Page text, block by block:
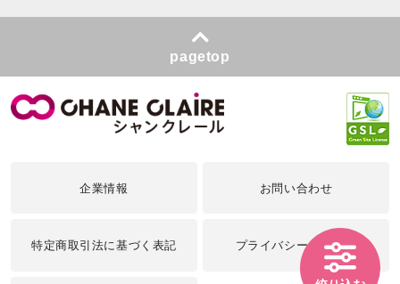
pagetop
企業情報 お問い合わせ
特定商取引法に基づく表記 プライバシーポリシー